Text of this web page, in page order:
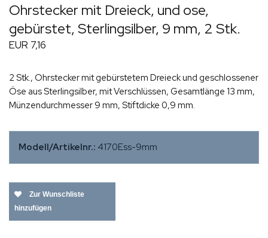
Ohrstecker mit Dreieck, und ose,
gebürstet, Sterlingsilber, 9 mm, 2 Stk.
EUR 7,16
2 Stk., Ohrstecker mit gebürstetem Dreieck und geschlossener
Öse aus Sterlingsilber, mit Verschlüssen, Gesamtlänge 13 mm,
Münzendurchmesser 9 mm, Stiftdicke 0,9 mm.
Modell/Artikelnr.: 4170Ess-9mm
Zur Wunschliste
hinzufügen